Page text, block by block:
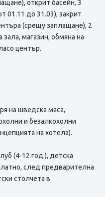
открит басейн, 3
01.11 до 31.03), закрит
(срещу заплащане), 2
магазин, обмяна на
център.
на шведска маса,
и безалкохолни
на хотела).
(4-12 год.), детска
след предварителна
столчета в